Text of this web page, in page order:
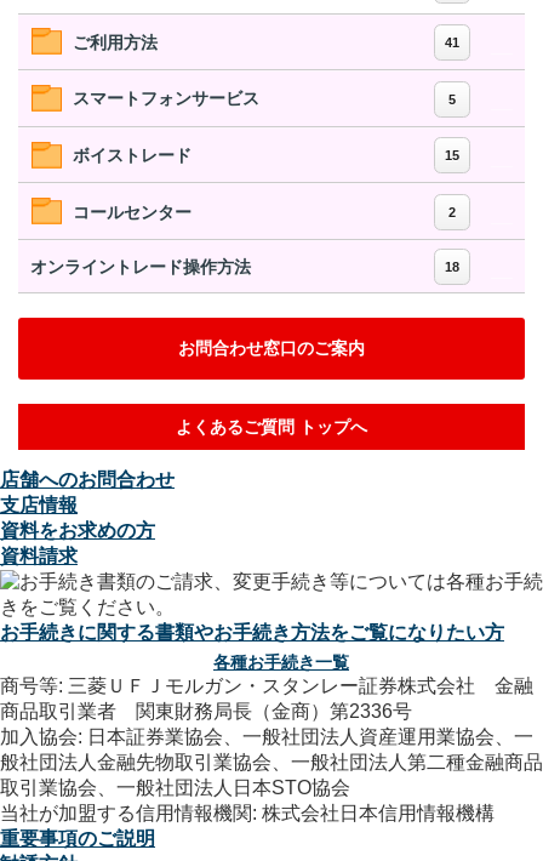
ご利用方法 41
スマートフォンサービス 5
ボイストレード 15
コールセンター 2
オンライントレード操作方法 18
お問合わせ窓口のご案内
よくあるご質問 トップへ
店舗へのお問合わせ
支店情報
資料をお求めの方
資料請求
お手続きに関する書類やお手続き方法をご覧になりたい方
各種お手続き一覧
商号等: 三菱ＵＦＪモルガン・スタンレー証券株式会社 金融
商品取引業者 関東財務局長（金商）第2336号
加入協会: 日本証券業協会、一般社団法人資産運用業協会、一
般社団法人金融先物取引業協会、一般社団法人第二種金融商品
取引業協会、一般社団法人日本STO協会
当社が加盟する信用情報機関: 株式会社日本信用情報機構
重要事項のご説明